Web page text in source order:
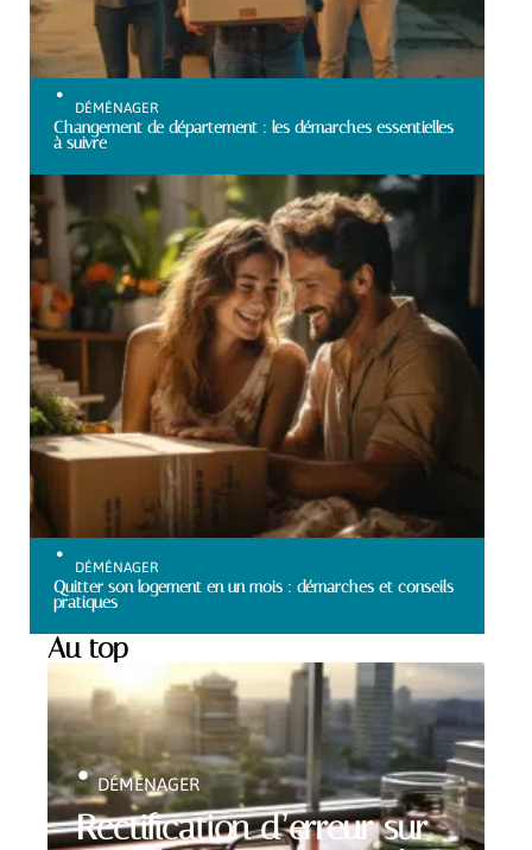
DÉMÉNAGER
Changement de département : les démarches essentielles
à suivre
DÉMÉNAGER
Quitter son logement en un mois : démarches et conseils
pratiques
Au top
Rectification d’erreur sur
DÉMÉNAGER